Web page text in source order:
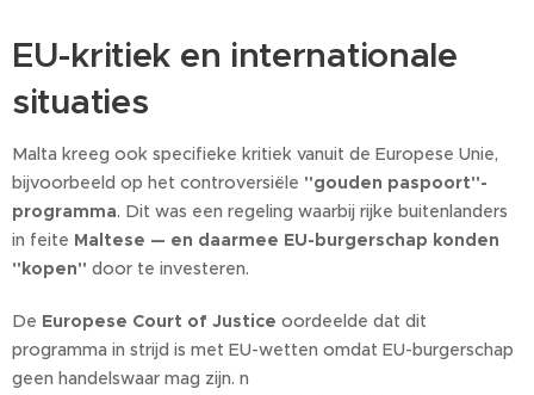
EU-kritiek en internationale
situaties
Malta kreeg ook specifieke kritiek vanuit de Europese Unie,
bijvoorbeeld op het controversiële "gouden paspoort"-
programma. Dit was een regeling waarbij rijke buitenlanders
in feite Maltese — en daarmee EU-burgerschap konden
"kopen" door te investeren.
De Europese Court of Justice oordeelde dat dit
programma in strijd is met EU-wetten omdat EU-burgerschap
geen handelswaar mag zijn. n